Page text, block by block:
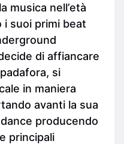
musica nell’età
i suoi primi beat
di affiancare
si
in maniera
avanti la sua
producendo
principali